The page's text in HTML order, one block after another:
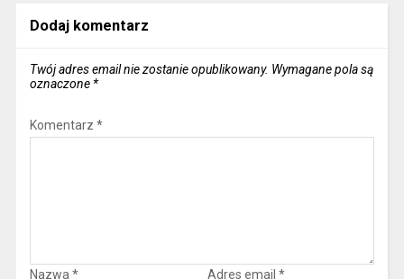
Dodaj komentarz
Twój adres email nie zostanie opublikowany. Wymagane pola są
oznaczone *
Komentarz *
Nazwa * Adres email *